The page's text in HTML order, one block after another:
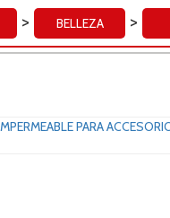
> BELLEZA >